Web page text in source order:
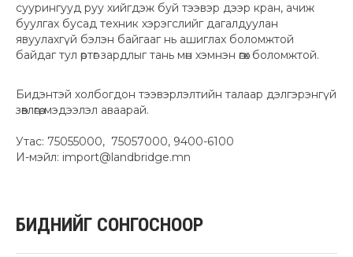
суурингууд руу хийгдэж буй тээвэр дээр кран, ачиж
буулгах бусад техник хэрэгслийг дагалдуулан
явуулахгүй бэлэн байгааг нь ашиглах боломжтой
байдаг тул өртөг зардлыг тань мөн хэмнэн өгөх боломжтой.
Бидэнтэй холбогдон тээвэрлэлтийн талаар дэлгэрэнгүй
зөвлөгөө, мэдээлэл аваарай.
Утас: 75055000, 75057000, 9400-6100
И-мэйл: import@landbridge.mn
БИДНИЙГ СОНГОСНООР